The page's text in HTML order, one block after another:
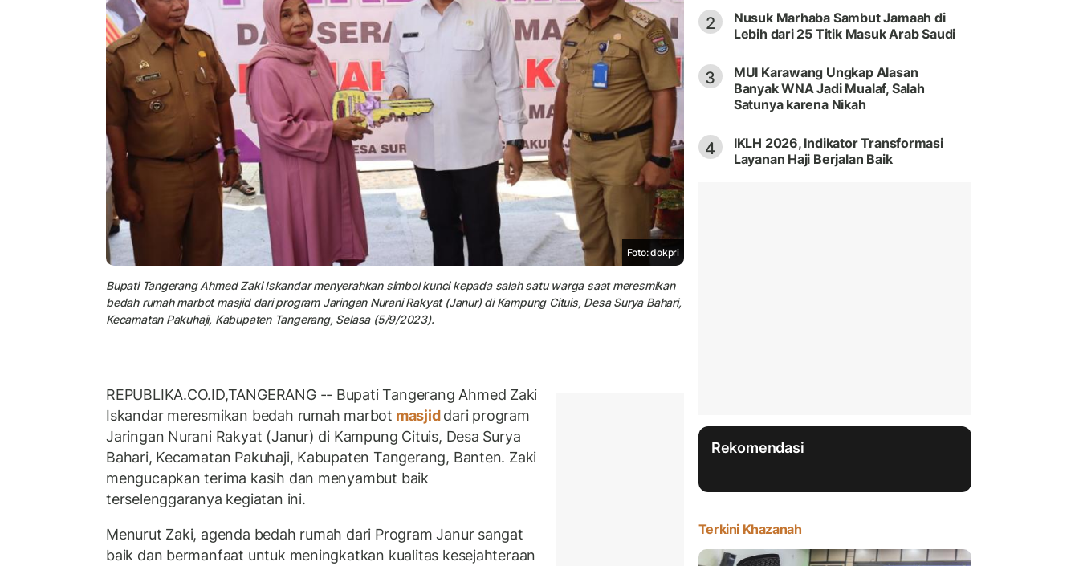
Foto: dokpri
Bupati Tangerang Ahmed Zaki Iskandar menyerahkan simbol kunci kepada salah satu warga saat meresmikan
bedah rumah marbot masjid dari program Jaringan Nurani Rakyat (Janur) di Kampung Cituis, Desa Surya Bahari,
Kecamatan Pakuhaji, Kabupaten Tangerang, Selasa (5/9/2023).
REPUBLIKA.CO.ID,TANGERANG -- Bupati Tangerang Ahmed Zaki
Iskandar meresmikan bedah rumah marbot masjiddari program
Jaringan Nurani Rakyat (Janur) di Kampung Cituis, Desa Surya
Bahari, Kecamatan Pakuhaji, Kabupaten Tangerang, Banten. Zaki
mengucapkan terima kasih dan menyambut baik
terselenggaranya kegiatan ini.
Menurut Zaki, agenda bedah rumah dari Program Janur sangat
baik dan bermanfaat untuk meningkatkan kualitas kesejahteraan
2
Nusuk Marhaba Sambut Jamaah di
Lebih dari 25 Titik Masuk Arab Saudi
3
MUI Karawang Ungkap Alasan
Banyak WNA Jadi Mualaf, Salah
Satunya karena Nikah
4
IKLH 2026, Indikator Transformasi
Layanan Haji Berjalan Baik
Rekomendasi
Terkini Khazanah